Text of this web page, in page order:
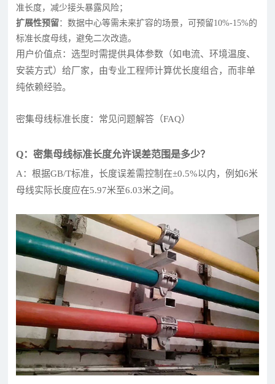
准长度，减少接头暴露风险；
扩展性预留：数据中心等需未来扩容的场景，可预留10%-15%的
标准长度母线，避免二次改造。
用户价值点：选型时需提供具体参数（如电流、环境温度、
安装方式）给厂家，由专业工程师计算优长度组合，而非单
纯依赖经验。
密集母线标准长度：常见问题解答（FAQ）
Q：密集母线标准长度允许误差范围是多少？
A：根据GB/T标准，长度误差需控制在±0.5%以内，例如6米
母线实际长度应在5.97米至6.03米之间。